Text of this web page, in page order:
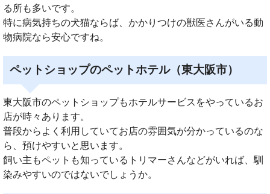
る所も多いです。
特に病気持ちの犬猫ならば、かかりつけの獣医さんがいる動
物病院なら安心ですね。
ペットショップのペットホテル（東大阪市）
東大阪市のペットショップもホテルサービスをやっているお
店が時々あります。
普段からよく利用していてお店の雰囲気が分かっているのな
ら、預けやすいと思います。
飼い主もペットも知っているトリマーさんなどがいれば、馴
染みやすいのではないでしょうか。